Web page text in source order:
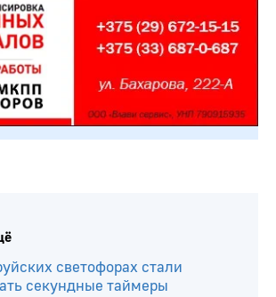
светофорах стали
секундные таймеры